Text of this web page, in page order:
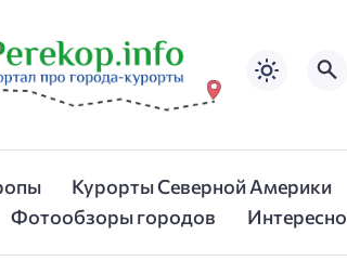
Курорты Северной Америки
Фотообзоры городов Интересно